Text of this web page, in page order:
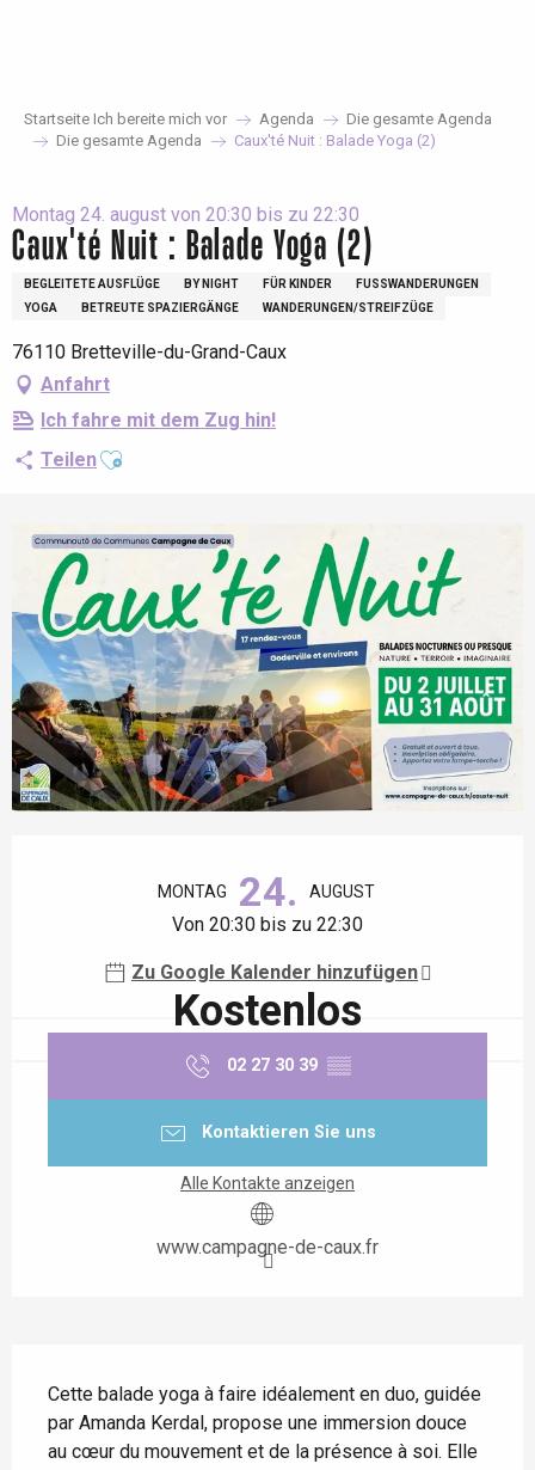
Startseite Ich bereite mich vor Agenda
Die gesamte Agenda
Die gesamte Agenda
Caux'té Nuit : Balade Yoga (2)
Montag 24. august von 20:30 bis zu 22:30
Caux'té Nuit : Balade Yoga (2)
BEGLEITETE AUSFLÜGE BY NIGHT FÜR KINDER
FUSSWANDERUNGEN
YOGA
BETREUTE SPAZIERGÄNGE WANDERUNGEN/STREIFZÜGE
76110 Bretteville-du-Grand-Caux
Anfahrt
Ich fahre mit dem Zug hin!
TeilenAjouter aux favoris
MONTAG 24. AUGUST
Von 20:30 bis zu 22:30
Zu Google Kalender hinzufügen
Kostenlos
02 27 30 39 ▒▒
Kontaktieren Sie uns
Alle Kontakte anzeigen
www.campagne-de-caux.fr
Cette balade yoga à faire idéalement en duo, guidée
par Amanda Kerdal, propose une immersion douce
au cœur du mouvement et de la présence à soi. Elle